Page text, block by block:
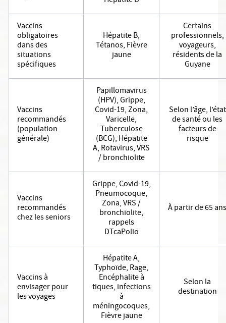
Vaccins
obligatoires
dans des
situations
spécifiques
Hépatite B,
Tétanos, Fièvre
jaune
Certains
professionnels,
voyageurs,
résidents de la
Guyane
Vaccins
recommandés
(population
générale)
Papillomavirus
(HPV), Grippe,
Covid-19, Zona,
Varicelle,
Tuberculose
(BCG), Hépatite
A, Rotavirus, VRS
/ bronchiolite
Selon l’âge, l’état
de santé ou les
facteurs de
risque
Vaccins
recommandés
chez les seniors
Grippe, Covid-19,
Pneumocoque,
Zona, VRS /
bronchiolite,
rappels
DTcaPolio
À partir de 65 ans
Vaccins à
envisager pour
les voyages
Hépatite A,
Typhoïde, Rage,
Encéphalite à
tiques, infections
à
méningocoques,
Fièvre jaune
Selon la
destination